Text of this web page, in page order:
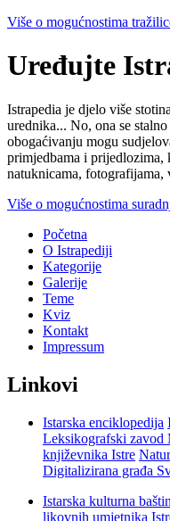
Više o mogućnostima
Uređujte
Istrapedia je djelo više
urednika... No, ona se
obogaćivanju mogu
primjedbama i
natuknicama, fotografijama,
Više o mogućnostima
Početna
O Istrapediji
Kategorije
Galerije
Teme
Kviz
Kontakt
Impressum
Linkovi
Istarska enciklopedija
Leksikografski zavod
književnika Istre
Digitalizirana građa
Istarska kulturna
likovnih umjetnika